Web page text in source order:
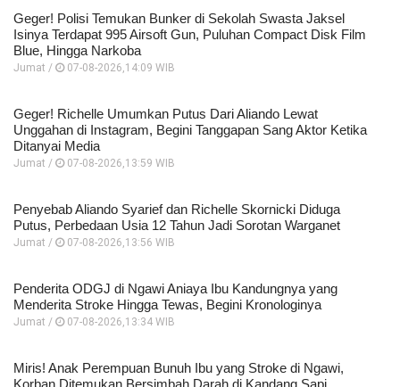
Geger! Polisi Temukan Bunker di Sekolah Swasta Jaksel
Isinya Terdapat 995 Airsoft Gun, Puluhan Compact Disk Film
Blue, Hingga Narkoba
Jumat / 07-08-2026,14:09 WIB
Geger! Richelle Umumkan Putus Dari Aliando Lewat
Unggahan di Instagram, Begini Tanggapan Sang Aktor Ketika
Ditanyai Media
Jumat / 07-08-2026,13:59 WIB
Penyebab Aliando Syarief dan Richelle Skornicki Diduga
Putus, Perbedaan Usia 12 Tahun Jadi Sorotan Warganet
Jumat / 07-08-2026,13:56 WIB
Penderita ODGJ di Ngawi Aniaya Ibu Kandungnya yang
Menderita Stroke Hingga Tewas, Begini Kronologinya
Jumat / 07-08-2026,13:34 WIB
Miris! Anak Perempuan Bunuh Ibu yang Stroke di Ngawi,